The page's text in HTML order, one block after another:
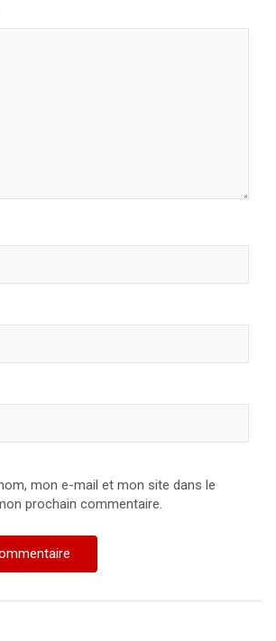
mon e-mail et mon site dans le
prochain commentaire.